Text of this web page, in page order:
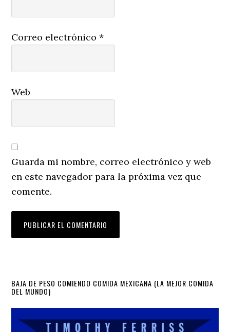
Correo electrónico*
Web
Guarda mi nombre, correo electrónico y web
en este navegador para la próxima vez que
comente.
Primary
Sidebar
BAJA DE PESO COMIENDO COMIDA MEXICANA (LA MEJOR COMIDA
DEL MUNDO)